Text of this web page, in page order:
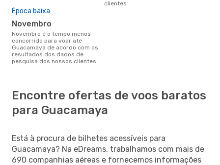
clientes
Época baixa
novembro
novembro é o tempo menos
concorrido para voar até
Guacamaya de acordo com os
resultados dos dados de
pesquisa dos nossos clientes
Encontre ofertas de voos baratos
para Guacamaya
Está à procura de bilhetes acessíveis para
Guacamaya? Na eDreams, trabalhamos com mais de
690 companhias aéreas e fornecemos informações